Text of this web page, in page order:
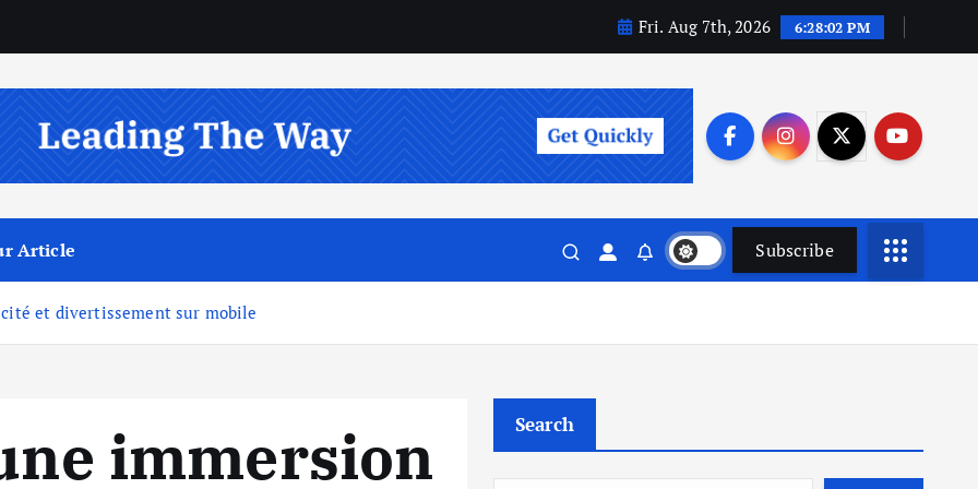
Fri. Aug 7th, 2026 6:28:03 PM
Article Subscribe
et divertissement sur mobile
immersion
Search